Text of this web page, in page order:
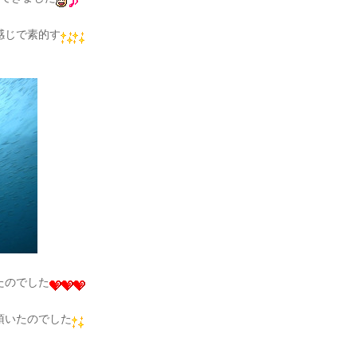
じで素的す
のでした
いたのでした